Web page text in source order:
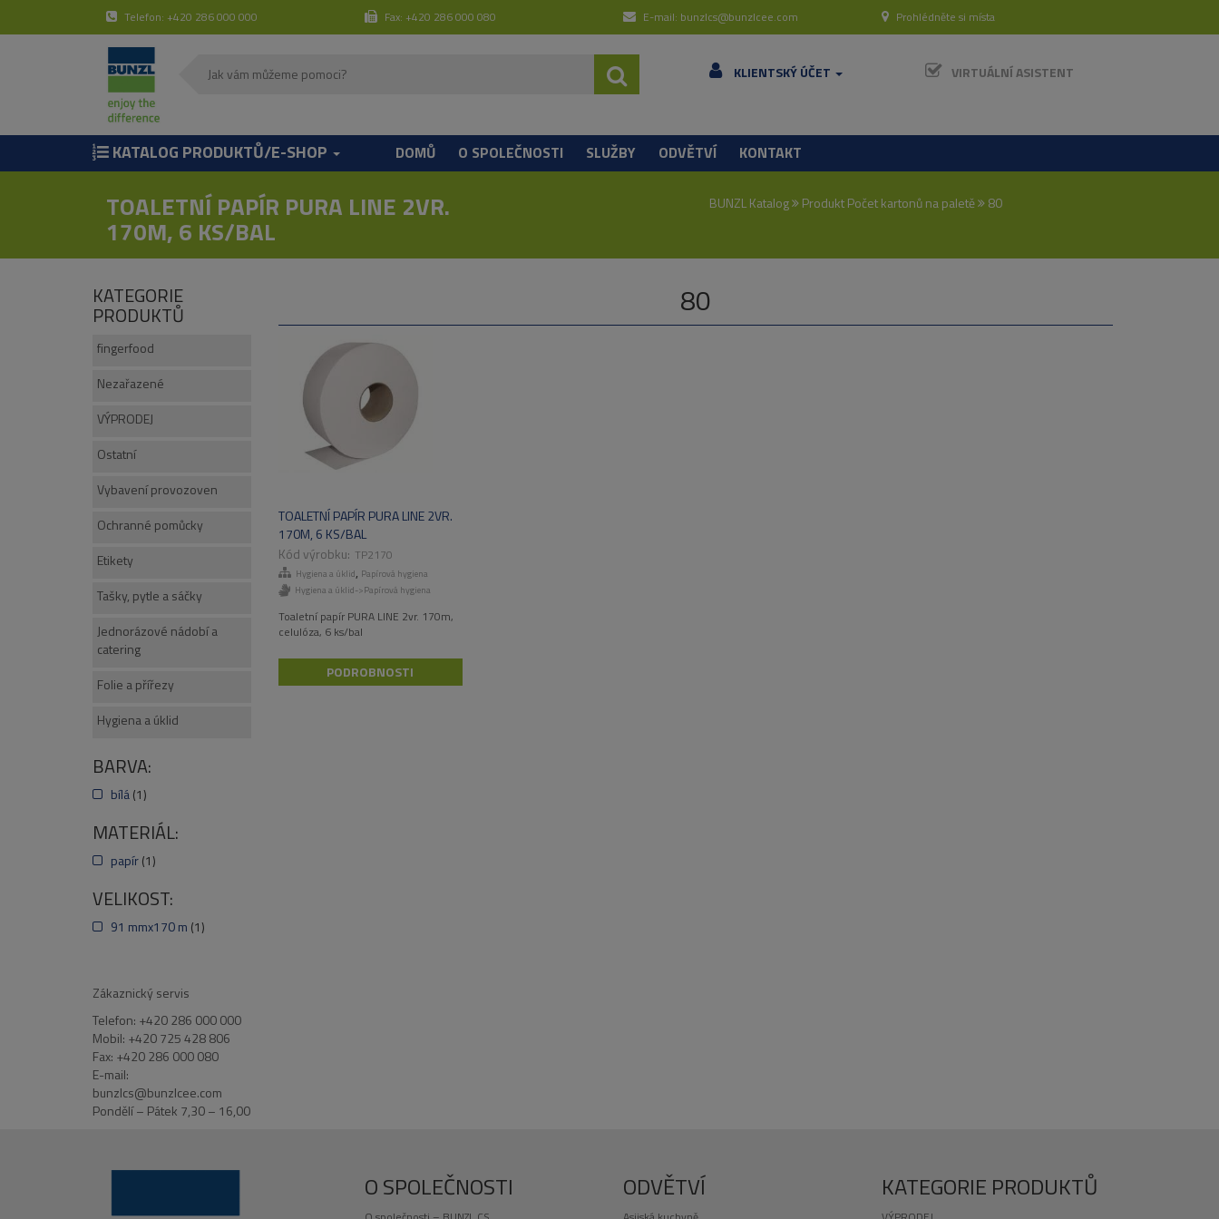
Telefon: +420 286 000 000 Fax: +420 286 000 080 E-mail: bunzlcs@bunzlcee.com Prohlédněte si místa
KLIENTSKÝ ÚČET VIRTUÁLNÍ ASISTENT
KATALOG PRODUKTŮ/E-SHOP DOMŮ O SPOLEČNOSTI SLUŽBY ODVĚTVÍ KONTAKT
TOALETNÍ PAPÍR PURA LINE 2VR.
170M, 6 KS/BAL
BUNZL Katalog Produkt Počet kartonů na paletě 80
80
TOALETNÍ PAPÍR PURA LINE 2VR.
170M, 6 KS/BAL
TP2170
Hygiena a úklid, Papírová hygiena
Hygiena a úklid->Papírová hygiena
Toaletní papír PURA LINE 2vr. 170m,
celulóza, 6 ks/bal
PODROBNOSTI
KATEGORIE
PRODUKTŮ
fingerfood
Nezařazené
VÝPRODEJ
Ostatní
Vybavení provozoven
Ochranné pomůcky
Etikety
Tašky, pytle a sáčky
Jednorázové nádobí a
catering
Folie a přířezy
Hygiena a úklid
BARVA:
bílá (1)
MATERIÁL:
papír (1)
VELIKOST:
91 mmx170 m (1)
Zákaznický servis
Telefon: +420 286 000 000
Mobil: +420 725 428 806
Fax: +420 286 000 080
E-mail:
bunzlcs@bunzlcee.com
Pondělí – Pátek 7,30 – 16,00
O SPOLEČNOSTI ODVĚTVÍ KATEGORIE PRODUKTŮ